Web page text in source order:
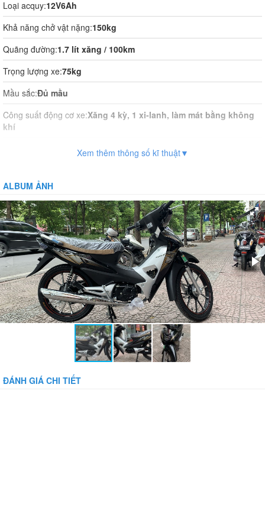
Loại acquy:12V6Ah
Khả năng chở vật nặng:150kg
Quãng đường:1.7 lít xăng / 100km
Trọng lượng xe:75kg
Mầu sắc:Đủ mầu
Công suất động cơ xe:Xăng 4 kỳ, 1 xi-lanh, làm mát bằng không
khí
Vận hành:Đề hoặc đạp cần số
Hệ thống phanh:Phanh cơ
Giảm xóc:Có
Bánh xe:Có săm
Bảo vệ dòng:
Bảo vệ tụt áp:
Phụ kiện đi kèm:Gương, Sổ Bảo Hành
Xem thêm thông số kĩ thuật▼
ALBUM ẢNH
ĐÁNH GIÁ CHI TIẾT